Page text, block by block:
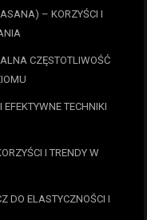
– KORZYŚCI I
CZĘSTOTLIWOŚĆ
TECHNIKI
I TRENDY W
DO ELASTYCZNOŚCI I